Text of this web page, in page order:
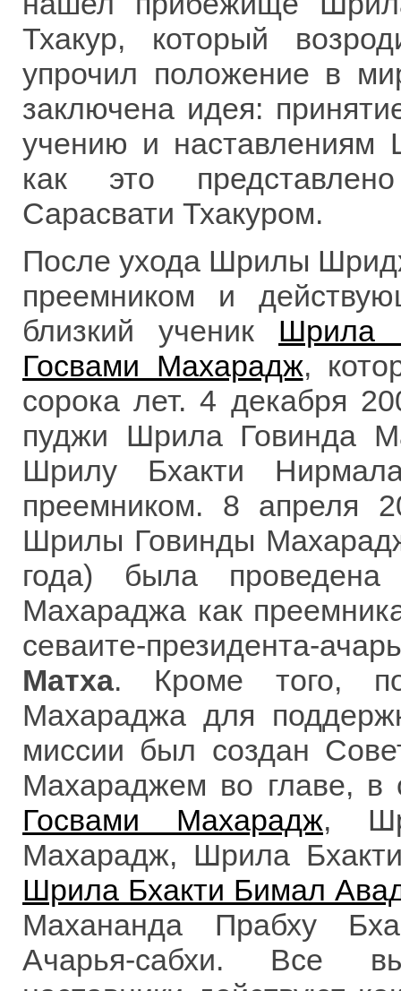
Тхакур, который
упрочил положение в
заключена идея:
учению и наставлениям
как это
Сарасвати Тхакуром.
После ухода Шрилы
преемником и
близкий ученик Шрила
Госвами Махарадж,
сорока лет. 4 декабря
пуджи Шрила Говинда
Шрилу Бхакти
преемником. 8 апреля
Шрилы Говинды
года) была
Махараджа как
севаите-президента-
Матха. Кроме того,
Махараджа для
миссии был создан
Махараджем во главе, в
Госвами Махарадж,
Махарадж, Шрила
Шрила Бхакти Бимал
Махананда Прабху
Ачарья-сабхи. Все